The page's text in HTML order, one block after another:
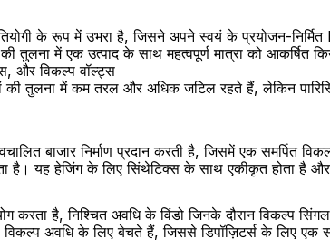
के रूप में उभरा है, जिसने अपने स्वयं के प्रयोजन-
तुलना में एक उत्पाद के साथ महत्वपूर्ण मात्रा को आकर्षित
और विकल्प वॉल्ट्स
तुलना में कम तरल और अधिक जटिल रहते हैं, लेकिन
बाजार निर्माण प्रदान करती है, जिसमें एक समर्पित
है। यह हेजिंग के लिए सिंथेटिक्स के साथ एकीकृत होता है
करता है, निश्चित अवधि के विंडो जिनके दौरान विकल्प
विकल्प अवधि के लिए बेचते हैं, जिससे डिपॉज़िटर्स के लिए एक